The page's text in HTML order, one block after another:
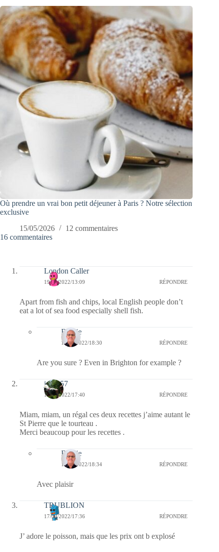
Où prendre un vrai bon petit déjeuner à Paris ? Notre sélection
exclusive
15/05/2026
12 commentaires
16 commentaires
London Caller
19/09/2022/13:09 RÉPONDRE
Apart from fish and chips, local English people don’t
eat a lot of sea food especially shell fish.
Bernie
19/09/2022/18:30 RÉPONDRE
Are you sure ? Even in Brighton for example ?
jazzy57
18/09/2022/17:40 RÉPONDRE
Miam, miam, un régal ces deux recettes j’aime autant le
St Pierre que le tourteau .
Merci beaucoup pour les recettes .
Bernie
19/09/2022/18:34 RÉPONDRE
Avec plaisir
TRUBLION
17/09/2022/17:36 RÉPONDRE
J’ adore le poisson, mais que les prix ont b explosé